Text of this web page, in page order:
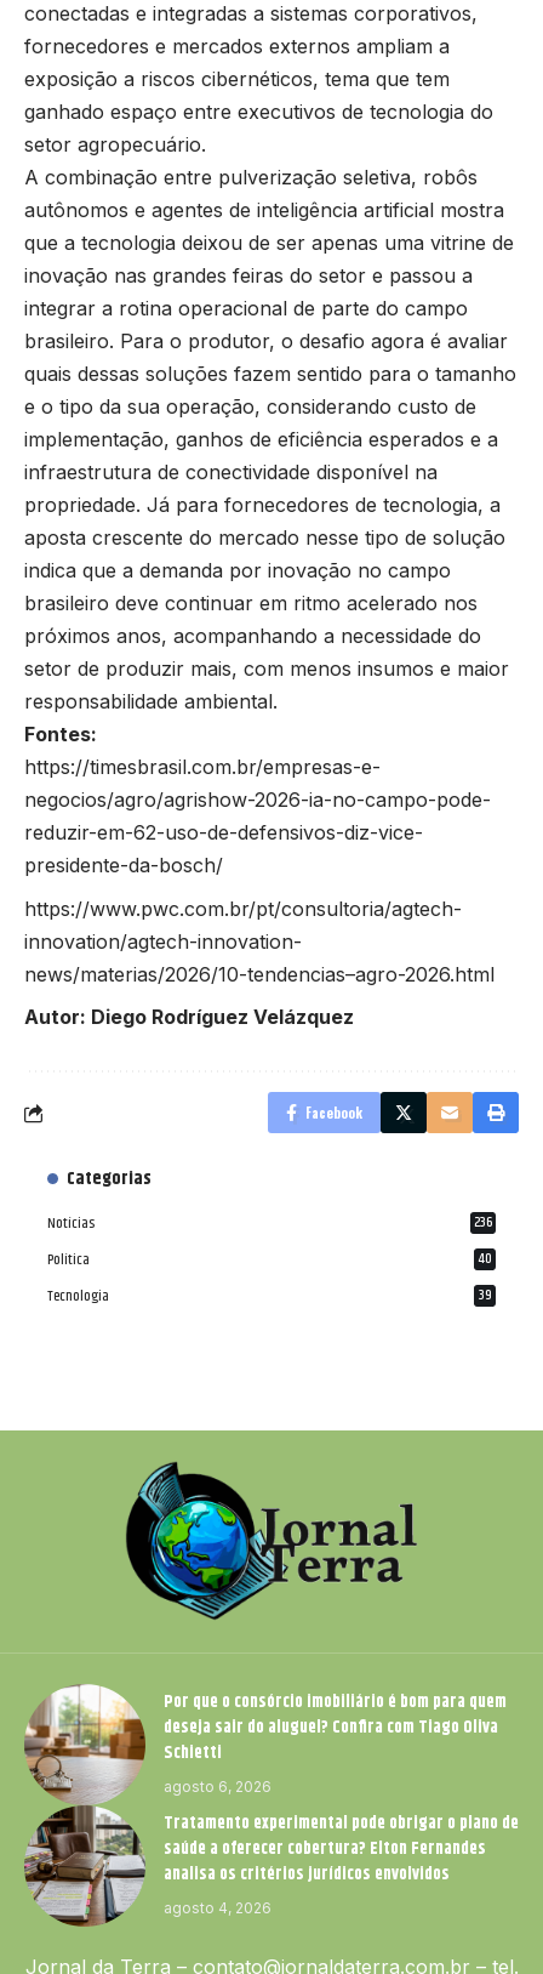
conectadas e integradas a sistemas corporativos,
fornecedores e mercados externos ampliam a
exposição a riscos cibernéticos, tema que tem
ganhado espaço entre executivos de tecnologia do
setor agropecuário.
A combinação entre pulverização seletiva, robôs
autônomos e agentes de inteligência artificial mostra
que a tecnologia deixou de ser apenas uma vitrine de
inovação nas grandes feiras do setor e passou a
integrar a rotina operacional de parte do campo
brasileiro. Para o produtor, o desafio agora é avaliar
quais dessas soluções fazem sentido para o tamanho
e o tipo da sua operação, considerando custo de
implementação, ganhos de eficiência esperados e a
infraestrutura de conectividade disponível na
propriedade. Já para fornecedores de tecnologia, a
aposta crescente do mercado nesse tipo de solução
indica que a demanda por inovação no campo
brasileiro deve continuar em ritmo acelerado nos
próximos anos, acompanhando a necessidade do
setor de produzir mais, com menos insumos e maior
responsabilidade ambiental.
Fontes:
https://timesbrasil.com.br/empresas-e-
negocios/agro/agrishow-2026-ia-no-campo-pode-
reduzir-em-62-uso-de-defensivos-diz-vice-
presidente-da-bosch/
https://www.pwc.com.br/pt/consultoria/agtech-
innovation/agtech-innovation-
news/materias/2026/10-tendencias–agro-2026.html
Autor: Diego Rodríguez Velázquez
Facebook
Categorias
Notícias 236
Política 40
Tecnologia 39
Por que o consórcio imobiliário é bom para quem
deseja sair do aluguel? Confira com Tiago Oliva
Schietti
agosto 6, 2026
Tratamento experimental pode obrigar o plano de
saúde a oferecer cobertura? Elton Fernandes
analisa os critérios jurídicos envolvidos
agosto 4, 2026
Jornal da Terra – contato@jornaldaterra.com.br – tel.